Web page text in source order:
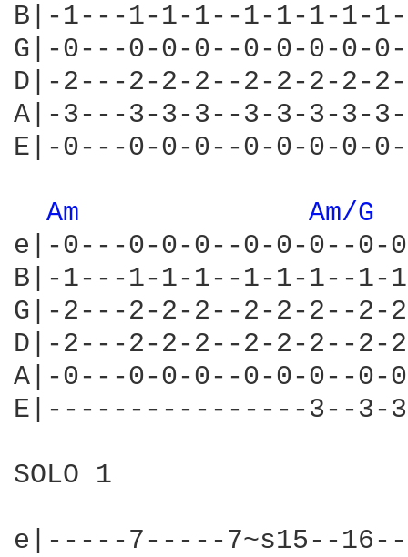
B|-1---1-1-1--1-1-1-1-
G|-0---0-0-0--0-0-0-0-
D|-2---2-2-2--2-2-2-2-
A|-3---3-3-3--3-3-3-3-
E|-0---0-0-0--0-0-0-0-
Am
Am/G
e|-0---0-0-0--0-0-0--
B|-1---1-1-1--1-1-1--
G|-2---2-2-2--2-2-2--
D|-2---2-2-2--2-2-2--
A|-0---0-0-0--0-0-0--
E|----------------3--3-
SOLO 1
e|-----7-----7~s15--